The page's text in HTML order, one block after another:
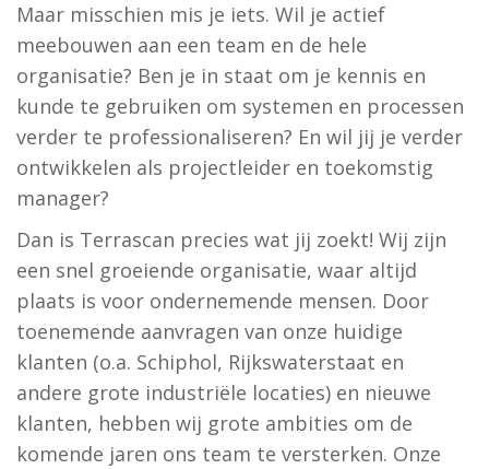
Maar misschien mis je iets. Wil je actief
meebouwen aan een team en de hele
organisatie? Ben je in staat om je kennis en
kunde te gebruiken om systemen en processen
verder te professionaliseren? En wil jij je verder
ontwikkelen als projectleider en toekomstig
manager?
Dan is Terrascan precies wat jij zoekt! Wij zijn
een snel groeiende organisatie, waar altijd
plaats is voor ondernemende mensen. Door
toenemende aanvragen van onze huidige
klanten (o.a. Schiphol, Rijkswaterstaat en
andere grote industriële locaties) en nieuwe
klanten, hebben wij grote ambities om de
komende jaren ons team te versterken. Onze